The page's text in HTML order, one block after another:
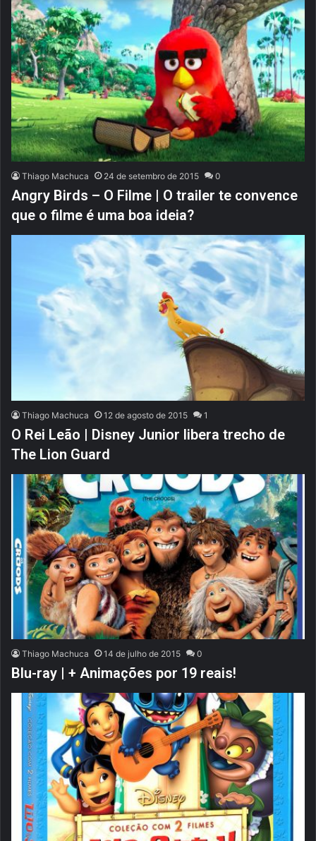
Thiago Machuca 24 de setembro de 2015 0
Angry Birds – O Filme | O trailer te convence
que o filme é uma boa ideia?
Thiago Machuca 12 de agosto de 2015 1
O Rei Leão | Disney Junior libera trecho de
The Lion Guard
Thiago Machuca 14 de julho de 2015 0
Blu-ray | + Animações por 19 reais!